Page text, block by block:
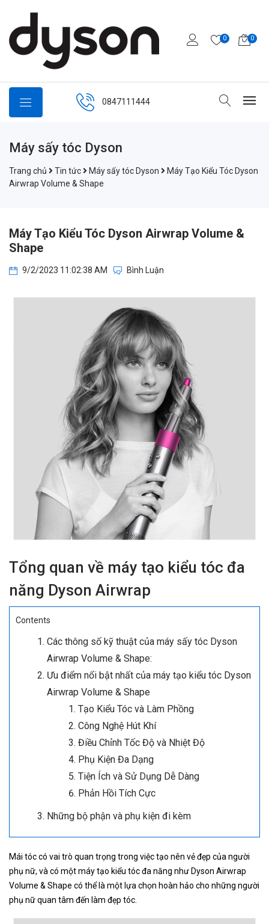
0 0
0847111444
Máy sấy tóc Dyson
Trang chủ Tin tức Máy sấy tóc Dyson
Máy Tạo Kiểu Tóc Dyson
Airwrap Volume & Shape
Máy Tạo Kiểu Tóc Dyson Airwrap Volume &
Shape
9/2/2023 11:02:38 AM Bình Luận
Tổng quan về máy tạo kiểu tóc đa
năng Dyson Airwrap
Contents
Các thông số kỹ thuật của máy sấy tóc Dyson
Airwrap Volume & Shape:
Ưu điểm nổi bật nhất của máy tạo kiểu tóc Dyson
Airwrap Volume & Shape
Tạo Kiểu Tóc và Làm Phồng
Công Nghệ Hút Khí
Điều Chỉnh Tốc Độ và Nhiệt Độ
Phụ Kiện Đa Dạng
Tiện Ích và Sử Dụng Dễ Dàng
Phản Hồi Tích Cực
Những bộ phận và phụ kiện đi kèm
Mái tóc có vai trò quan trọng trong việc tạo nên vẻ đẹp của người
phụ nữ, và có một máy tạo kiểu tóc đa năng như Dyson Airwrap
Volume & Shape có thể là một lựa chọn hoàn hảo cho những người
phụ nữ quan tâm đến làm đẹp tóc.